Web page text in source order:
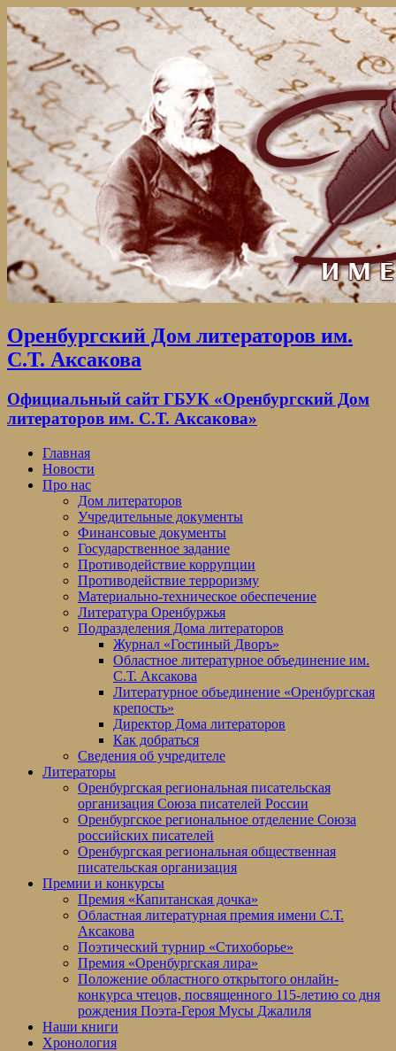
Оренбургский Дом литераторов им.
С.Т. Аксакова
Официальный сайт ГБУК «Оренбургский Дом
литераторов им. С.Т. Аксакова»
Главная
Новости
Про нас
Дом литераторов
Учредительные документы
Финансовые документы
Государственное задание
Противодействие коррупции
Противодействие терроризму
Материально-техническое обеспечение
Литература Оренбуржья
Подразделения Дома литераторов
Журнал «Гостиный Дворъ»
Областное литературное объединение им.
С.Т. Аксакова
Литературное объединение «Оренбургская
крепость»
Директор Дома литераторов
Как добраться
Сведения об учредителе
Литераторы
Оренбургская региональная писательская
организация Союза писателей России
Оренбургское региональное отделение Союза
российских писателей
Оренбургская региональная общественная
писательская организация
Премии и конкурсы
Премия «Капитанская дочка»
Областная литературная премия имени С.Т.
Аксакова
Поэтический турнир «Стихоборье»
Премия «Оренбургская лира»
Положение областного открытого онлайн-
конкурса чтецов, посвященного 115-летию со дня
рождения Поэта-Героя Мусы Джалиля
Наши книги
Хронология